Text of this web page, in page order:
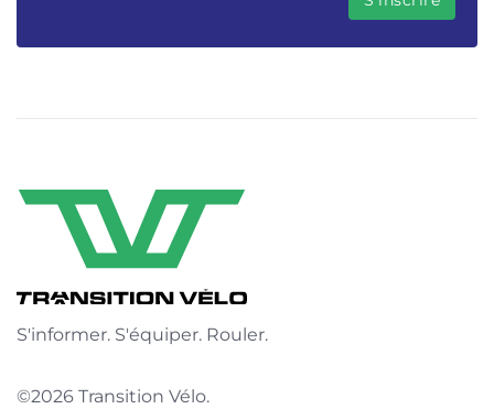
S'informer. S'équiper. Rouler.
©2026 Transition Vélo.